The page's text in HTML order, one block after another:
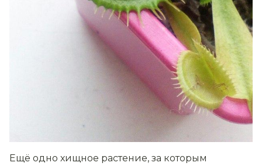
Ещё одно хищное растение, за которым